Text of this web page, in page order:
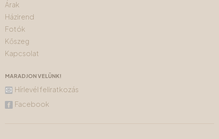
Árak
Házirend
Fotók
Kőszeg
Kapcsolat
MARADJON VELÜNK!
Hírlevél feliratkozás
Facebook